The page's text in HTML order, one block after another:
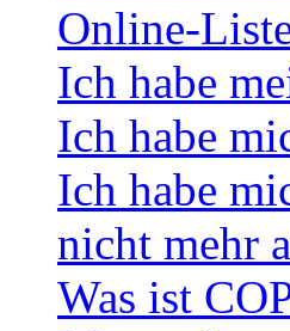
Online-
Ich habe
Ich habe
Ich habe
nicht mehr
Was ist